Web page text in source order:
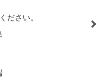
ださい。